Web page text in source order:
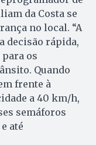
da Costa se
no local. “A
decisão rápida,
os
Quando
frente à
a 40 km/h,
semáforos
até